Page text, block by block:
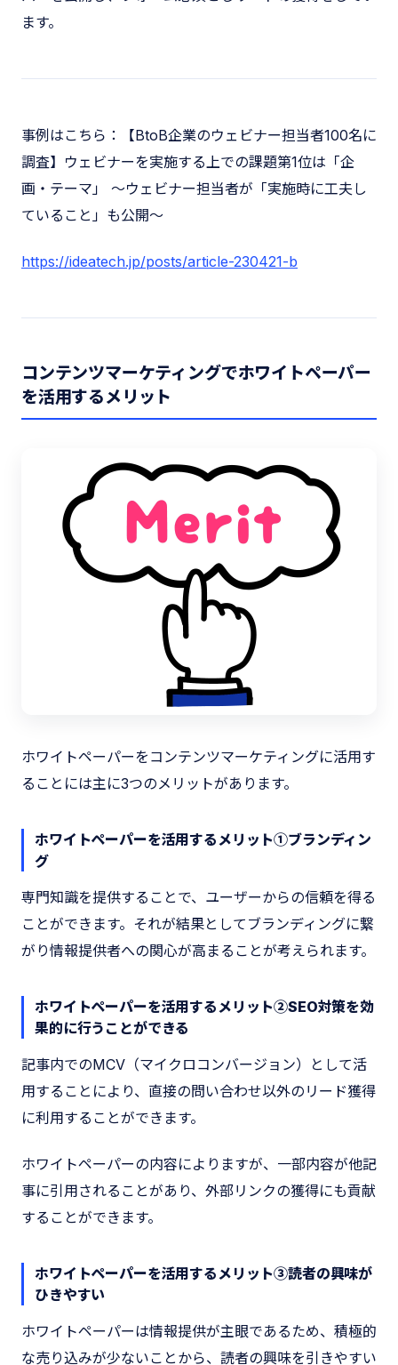
ます。
事例はこちら：【BtoB企業のウェビナー担当者100名に
調査】ウェビナーを実施する上での課題第1位は「企
画・テーマ」 〜ウェビナー担当者が「実施時に工夫し
ていること」も公開〜
https://ideatech.jp/posts/article-230421-b
コンテンツマーケティングでホワイトペーパー
を活用するメリット
ホワイトペーパーをコンテンツマーケティングに活用す
ることには主に3つのメリットがあります。
ホワイトペーパーを活用するメリット①ブランディン
グ
専門知識を提供することで、ユーザーからの信頼を得る
ことができます。それが結果としてブランディングに繋
がり情報提供者への関心が高まることが考えられます。
ホワイトペーパーを活用するメリット②SEO対策を効
果的に行うことができる
記事内でのMCV（マイクロコンバージョン）として活
用することにより、直接の問い合わせ以外のリード獲得
に利用することができます。
ホワイトペーパーの内容によりますが、一部内容が他記
事に引用されることがあり、外部リンクの獲得にも貢献
することができます。
ホワイトペーパーを活用するメリット③読者の興味が
ひきやすい
ホワイトペーパーは情報提供が主眼であるため、積極的
な売り込みが少ないことから、読者の興味を引きやすい